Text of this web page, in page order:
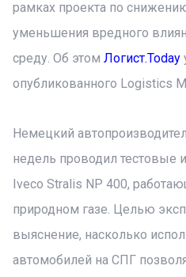
рамках проекта по
уменьшения вредного
среду. Об этом Логист.Today
опубликованного Logistics
Немецкий
недель проводил тестовые
Iveco Stralis NP 400,
природном газе. Целью
выяснение, насколько
автомобилей на СПГ